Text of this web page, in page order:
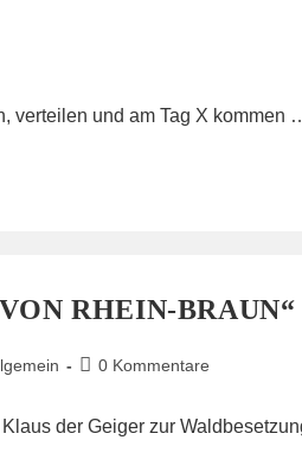
verteilen und am Tag X kommen
RHEIN-BRAUN“
Beitrags-
0 Kommentare
der Geiger zur